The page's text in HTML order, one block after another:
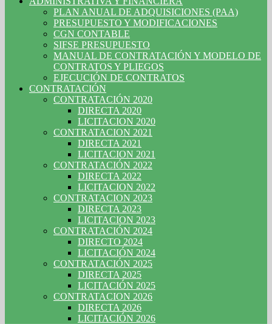
PLAN ANUAL DE ADQUISICIONES (PAA)
PRESUPUESTO Y MODIFICACIONES
CGN CONTABLE
SIFSE PRESUPUESTO
MANUAL DE CONTRATACIÓN Y MODELO DE
CONTRATOS Y PLIEGOS
EJECUCIÓN DE CONTRATOS
CONTRATACIÓN
CONTRATACIÓN 2020
DIRECTA 2020
LICITACION 2020
CONTRATACION 2021
DIRECTA 2021
LICITACION 2021
CONTRATACIÓN 2022
DIRECTA 2022
LICITACION 2022
CONTRATACION 2023
DIRECTA 2023
LICITACION 2023
CONTRATACIÓN 2024
DIRECTO 2024
LICITACIÓN 2024
CONTRATACIÓN 2025
DIRECTA 2025
LICITACIÓN 2025
CONTRATACION 2026
DIRECTA 2026
LICITACIÓN 2026